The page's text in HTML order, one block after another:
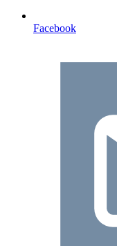
Facebook